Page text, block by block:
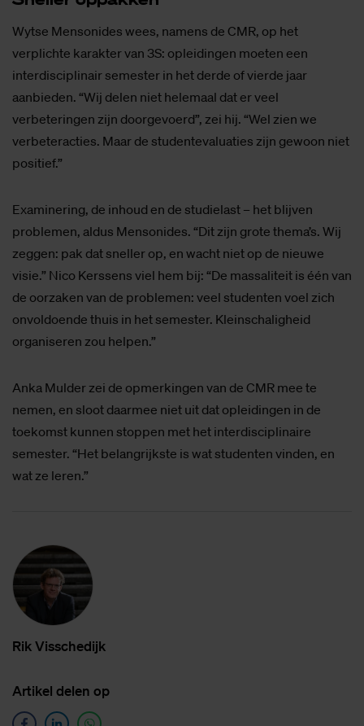
Wytse Mensonides wees, namens de CMR, op het
verplichte karakter van 3S: opleidingen moeten een
interdisciplinair semester in het derde of vierde jaar
aanbieden. “Wij delen niet helemaal dat er veel
verbeteringen zijn doorgevoerd”, zei hij. “Wel zien we
verbeteracties. Maar de studentevaluaties zijn gewoon niet
positief.”
Examinering, de inhoud en de studielast – het blijven
problemen, aldus Mensonides. “Dit zijn grote thema’s. Wij
zeggen: pak dat sneller op, en wacht niet op de nieuwe
visie.” Nico Kerssens viel hem bij: “De massaliteit is één van
de oorzaken van de problemen: veel studenten voel zich
onvoldoende thuis in het semester. Kleinschaligheid
organiseren zou helpen.”
Anka Mulder zei de opmerkingen van de CMR mee te
nemen, en sloot daarmee niet uit dat opleidingen in de
toekomst kunnen stoppen met het interdisciplinaire
semester. “Het belangrijkste is wat studenten vinden, en
wat ze leren.”
Rik Vis­sche­dijk
Ar­ti­kel de­len op